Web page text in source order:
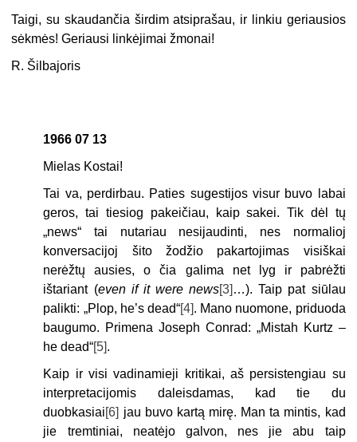
Taigi, su skaudančia širdim atsiprašau, ir linkiu geriausios
sėkmės! Geriausi linkėjimai žmonai!
R. Šilbajoris
1966 07 13
Mielas Kostai!
Tai va, perdirbau. Paties sugestijos visur buvo labai
geros, tai tiesiog pakeičiau, kaip sakei. Tik dėl tų
„news“ tai nutariau nesijaudinti, nes normalioj
konversacijoj šito žodžio pakartojimas visiškai
nerėžtų ausies, o čia galima net lyg ir pabrėžti
ištariant (even if it were news[3] …). Taip pat siūlau
palikti: „Plop, he’s dead“[4]. Mano nuomone, priduoda
baugumo. Primena Joseph Conrad: „Mistah Kurtz –
he dead“[5].
Kaip ir visi vadinamieji kritikai, aš persistengiau su
interpretacijomis daleisdamas, kad tie du
duobkasiai[6] jau buvo kartą mirę. Man ta mintis, kad
jie tremtiniai, neatėjo galvon, nes jie abu taip